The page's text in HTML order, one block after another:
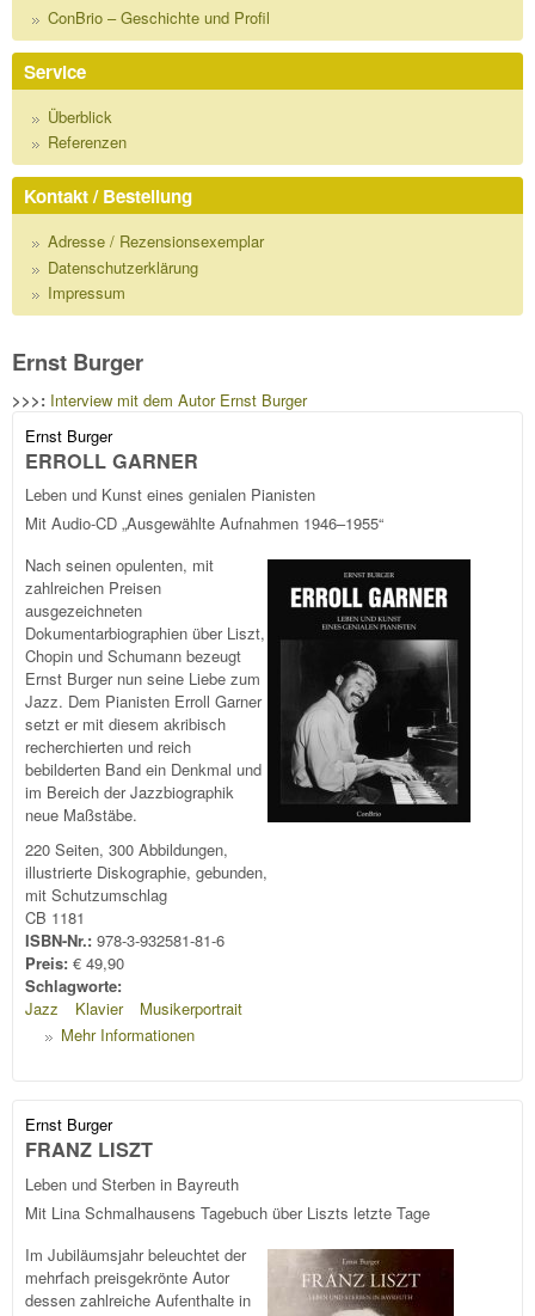
ConBrio – Geschichte und Profil
Service
Überblick
Referenzen
Kontakt / Bestellung
Adresse / Rezensionsexemplar
Datenschutzerklärung
Impressum
Ernst Burger
>>>: Interview mit dem Autor Ernst Burger
Ernst Burger
ERROLL GARNER
Leben und Kunst eines genialen Pianisten
Mit Audio-CD „Ausgewählte Aufnahmen 1946–1955“
Nach seinen opulenten, mit
zahlreichen Preisen
ausgezeichneten
Dokumentarbiographien über Liszt,
Chopin und Schumann bezeugt
Ernst Burger nun seine Liebe zum
Jazz. Dem Pianisten Erroll Garner
setzt er mit diesem akribisch
recherchierten und reich
bebilderten Band ein Denkmal und
im Bereich der Jazzbiographik
neue Maßstäbe.
220 Seiten, 300 Abbildungen,
illustrierte Diskographie, gebunden,
mit Schutzumschlag
CB 1181
ISBN-Nr.: 978-3-932581-81-6
Preis: € 49,90
Schlagworte:
Jazz
Klavier
Musikerportrait
Mehr Informationen
Ernst Burger
FRANZ LISZT
Leben und Sterben in Bayreuth
Mit Lina Schmalhausens Tagebuch über Liszts letzte Tage
Im Jubiläumsjahr beleuchtet der
mehrfach preisgekrönte Autor
dessen zahlreiche Aufenthalte in